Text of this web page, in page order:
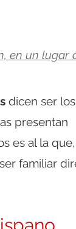
en un lugar
dicen ser los
presentan
es al la
familiar